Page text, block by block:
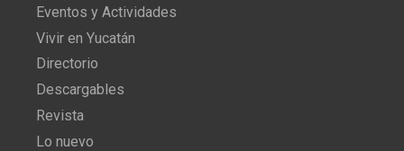
Eventos y Actividades
Vivir en Yucatán
Directorio
Descargables
Revista
Lo nuevo